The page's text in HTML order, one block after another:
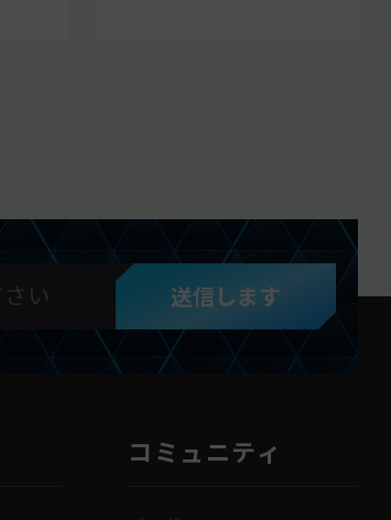
送信します
コミュニティ